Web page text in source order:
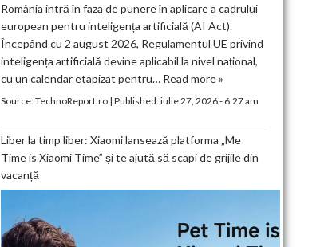
România intră în faza de punere în aplicare a cadrului
european pentru inteligența artificială (AI Act).
Începând cu 2 august 2026, Regulamentul UE privind
inteligența artificială devine aplicabil la nivel național,
cu un calendar etapizat pentru… Read more »
Source:TechnoReport.ro| Published:iulie 27, 2026 - 6:27 am
Liber la timp liber: Xiaomi lansează platforma „Me
Time is Xiaomi Time” și te ajută să scapi de grijile din
vacanță